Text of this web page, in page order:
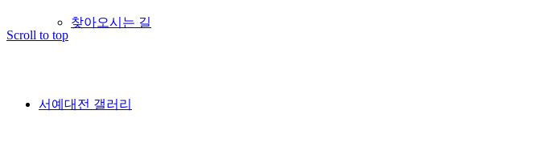
찾아오시는 길
서예대전 갤러리
Scroll to top